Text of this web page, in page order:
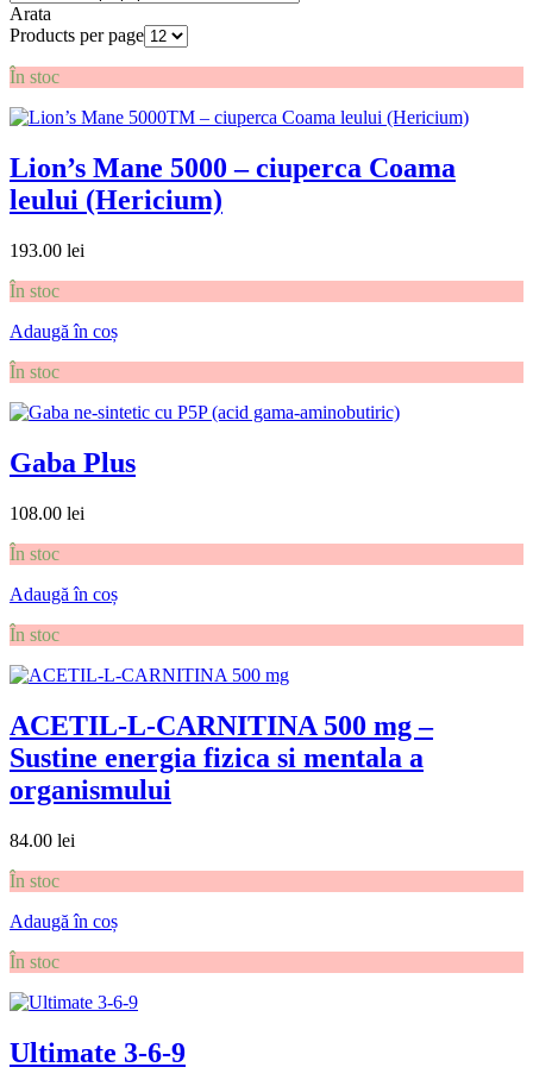
Arata
Products per page
În stoc
Lion’s Mane 5000 – ciuperca Coama
leului (Hericium)
193.00 lei
În stoc
Adaugă în coș
În stoc
Gaba Plus
108.00 lei
În stoc
Adaugă în coș
În stoc
ACETIL-L-CARNITINA 500 mg –
Sustine energia fizica si mentala a
organismului
84.00 lei
În stoc
Adaugă în coș
În stoc
Ultimate 3-6-9